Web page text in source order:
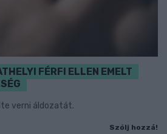
FÉRFI ELLEN EMELT
verni áldozatát.
Szólj hozzá!